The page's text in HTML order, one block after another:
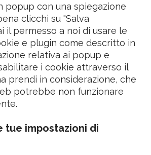
popup con una spiegazione
clicchi su "Salva
il permesso a noi di usare le
e plugin come descritto in
relativa ai popup e
i cookie attraverso il
prendi in considerazione, che
potrebbe non funzionare
tue impostazioni di